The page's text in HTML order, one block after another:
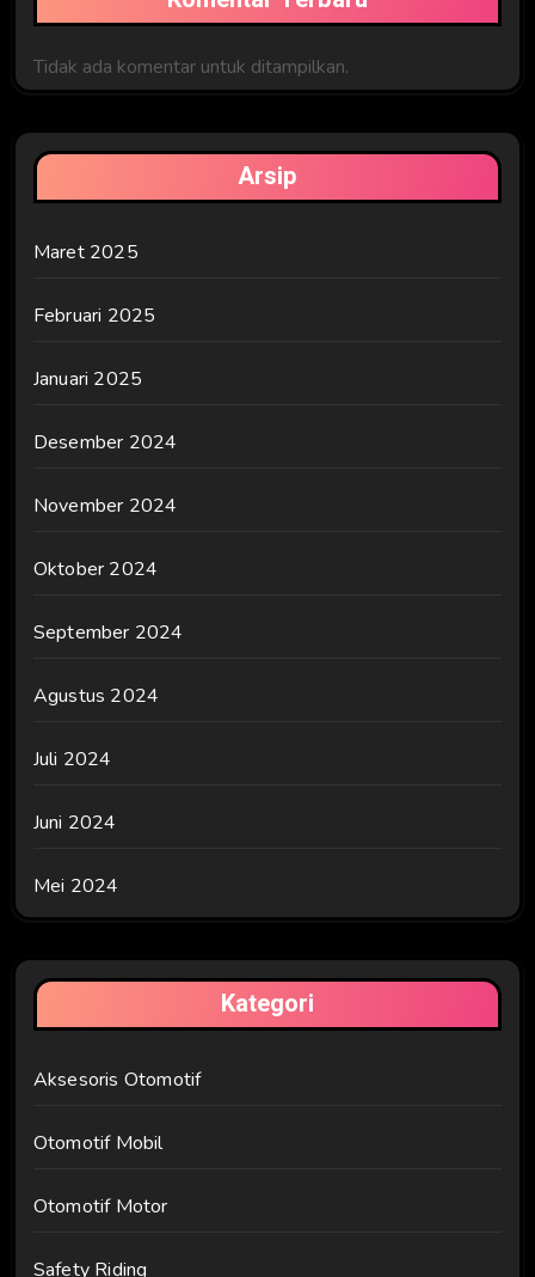
Tidak ada komentar untuk ditampilkan.
Arsip
Maret 2025
Februari 2025
Januari 2025
Desember 2024
November 2024
Oktober 2024
September 2024
Agustus 2024
Juli 2024
Juni 2024
Mei 2024
Kategori
Aksesoris Otomotif
Otomotif Mobil
Otomotif Motor
Safety Riding